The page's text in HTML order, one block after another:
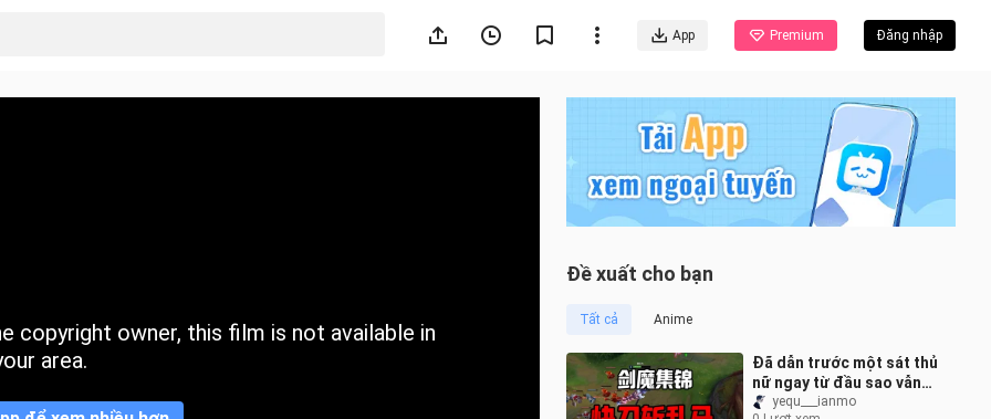
App Premium Đăng nhập
copyright owner, this film is not available in
area.
Đề xuất cho bạn
Tất cả Anime
Đã dẫn trước một sát thủ
nữ ngay từ đầu sao vẫn
thua được chứ!!
yequ___ianmo